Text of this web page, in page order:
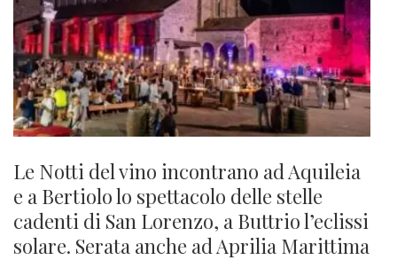
Le Notti del vino incontrano ad Aquileia
e a Bertiolo lo spettacolo delle stelle
cadenti di San Lorenzo, a Buttrio l’eclissi
solare. Serata anche ad Aprilia Marittima